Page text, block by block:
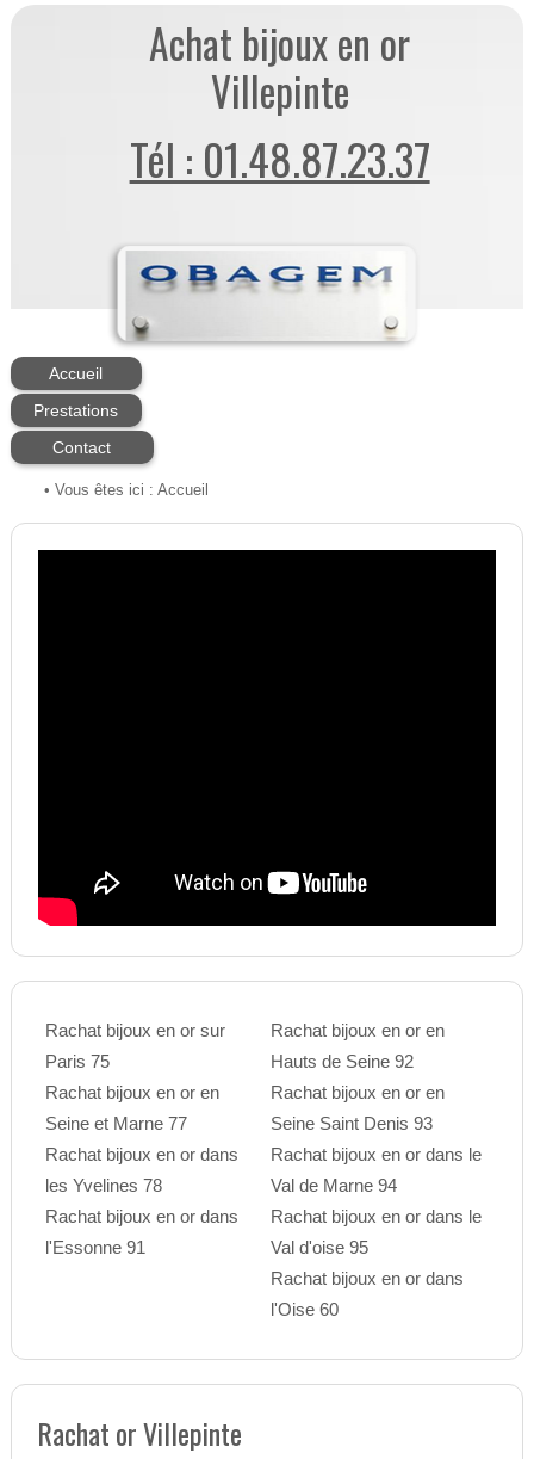
Achat bijoux en or
Villepinte
Tél : 01.48.87.23.37
Accueil
Prestations
Contact
• Vous êtes ici : Accueil
Rachat bijoux en or sur
Paris 75
Rachat bijoux en or en
Seine et Marne 77
Rachat bijoux en or dans
les Yvelines 78
Rachat bijoux en or dans
l'Essonne 91
Rachat bijoux en or en
Hauts de Seine 92
Rachat bijoux en or en
Seine Saint Denis 93
Rachat bijoux en or dans le
Val de Marne 94
Rachat bijoux en or dans le
Val d'oise 95
Rachat bijoux en or dans
l'Oise 60
Rachat or Villepinte